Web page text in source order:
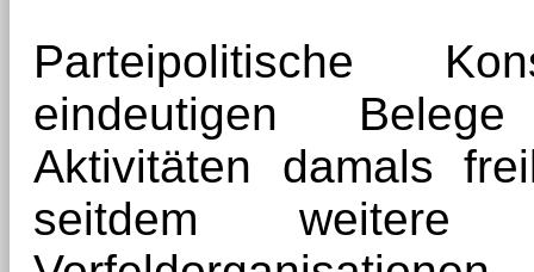
Parteipolitische
eindeutigen
Aktivitäten damals
seitdem